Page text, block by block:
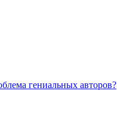
гениальных авторов?